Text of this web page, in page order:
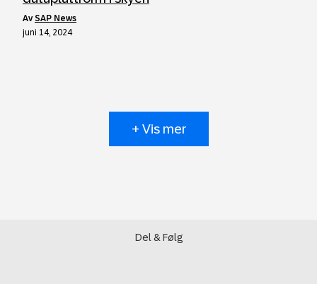
avSAP News
juni 14, 2024
+ Vis mer
Del & Følg